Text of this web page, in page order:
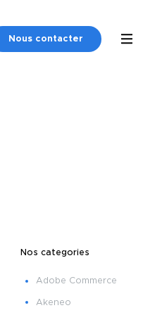
Nous contacter
Nos categories
Adobe Commerce
Akeneo